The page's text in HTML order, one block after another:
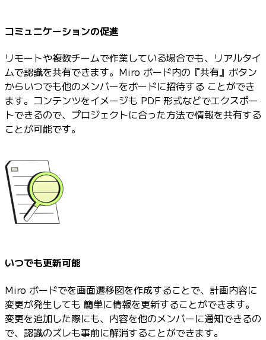
コミュニケーションの促進
リモートや複数チームで作業している場合でも、リアルタイ
ムで認識を共有できます。Miro ボード内の『共有』ボタン
からいつでも他のメンバーをボードに招待する ことができ
ます。コンテンツをイメージも PDF 形式などでエクスポー
トできるので、プロジェクトに合った方法で情報を共有する
ことが可能です。
いつでも更新可能
Miro ボードでを画面遷移図を作成することで、計画内容に
変更が発生しても 簡単に情報を更新することができます。
変更を追加した際にも、内容を他のメンバーに通知できるの
で、認識のズレも事前に解消することができます。